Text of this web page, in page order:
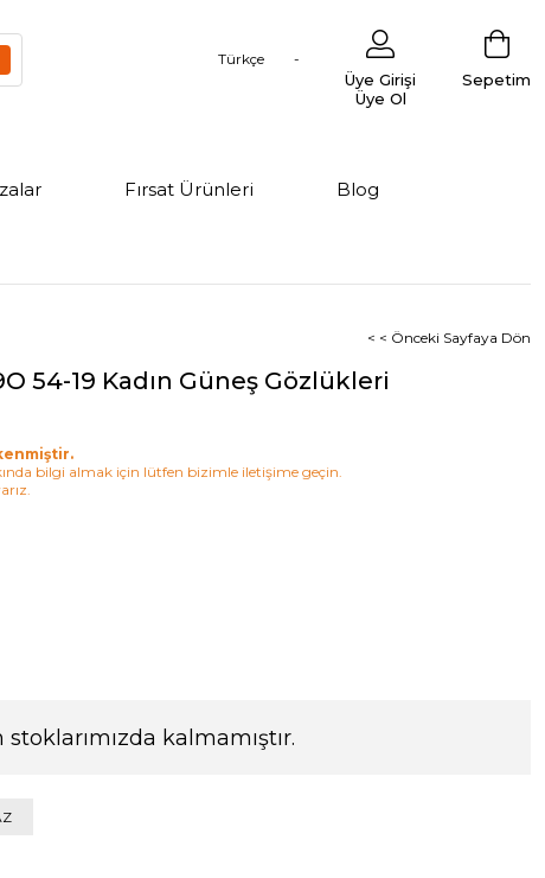
Türkçe
Sepetim
Üye Girişi
Üye Ol
Fırsat Ürünleri Blog
< < Önceki Sayfaya Dön
54-19 Kadın Güneş Gözlükleri
bilgi almak için lütfen bizimle iletişime geçin.
stoklarımızda kalmamıştır.